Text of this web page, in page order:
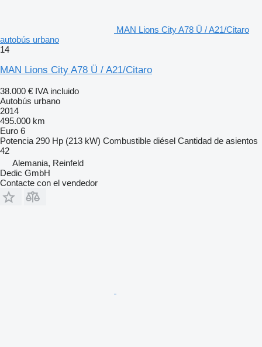
MAN Lions City A78 Ü / A21/Citaro
autobús urbano
14
MAN Lions City A78 Ü / A21/Citaro
38.000 € IVA incluido
Autobús urbano
2014
495.000 km
Euro 6
Potencia 290 Hp (213 kW) Combustible diésel Cantidad de asientos
42
Alemania, Reinfeld
Dedic GmbH
Contacte con el vendedor